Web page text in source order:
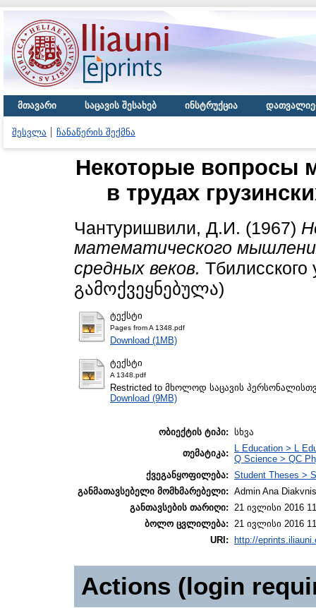
მთავარი საცავის შესახებ ინსტრუქცია
შესვლა ჩანაწერის შექმნა
Некоторые вопросы
в трудах
Чантуришвили, Д.И. (1967)
математического
средных веков. Тбилисского
გამოქვეყნებულა)
ტექსტი
Pages from A 1348.pdf
Download (1MB)
ტექსტი
A 1348.pdf
Restricted to მხოლოდ საცავის
Download (9MB)
ობიექტის ტიპი: სხვა
თემატიკა:
L Education > L
Q Science > QC
ქვეგანყოფილება: Student Theses >
განმათავსებელი მომხმარებელი: Admin Ana
განთავსების თარიღი: 21 ივლისი 2016
ბოლო ცვლილება: 21 ივლისი 2016
URI:
http://
Actions (login